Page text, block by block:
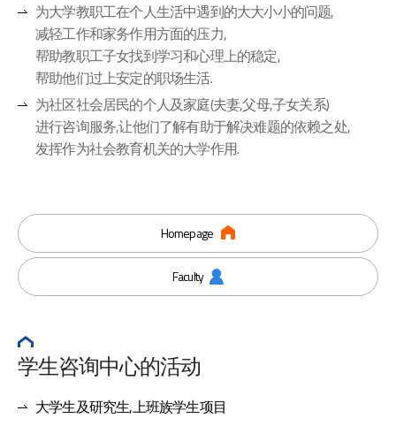
为大学教职工在个人生活中遇到的大大小小的问题,
减轻工作和家务作用方面的压力,
帮助教职工子女找到学习和心理上的稳定,
帮助他们过上安定的职场生活.
为社区社会居民的个人及家庭(夫妻,父母,子女关系)
进行咨询服务,让他们了解有助于解决难题的依赖之处,
发挥作为社会教育机关的大学作用.
Homepage
Faculty
学生咨询中心的活动
大学生及研究生,上班族学生项目